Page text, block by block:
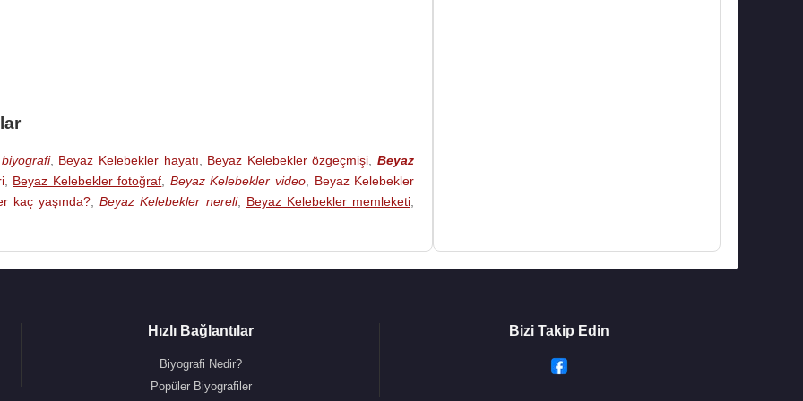
, Beyaz Kelebekler hayatı, Beyaz Kelebekler özgeçmişi,Beyaz
, Beyaz Kelebekler fotoğraf, Beyaz Kelebekler video, Beyaz Kelebekler
kaç yaşında?,Beyaz Kelebekler nereli, Beyaz Kelebekler memleketi,
Hızlı Bağlantılar
Biyografi Nedir?
Popüler Biyografiler
Bizi Takip Edin